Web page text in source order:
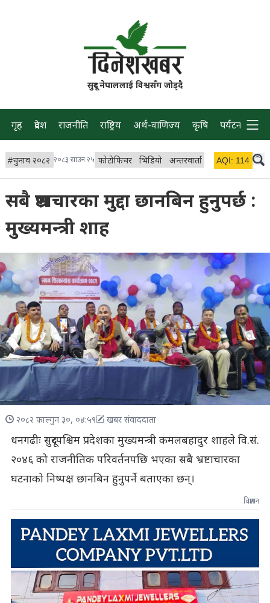
सुदूर नेपाललाई विश्वसँग जोड्दै
गृह प्रदेश राजनीति राष्ट्रिय अर्थ-वाणिज्य कृषि पर्यटन प्रवास
#चुनाव २०८२ २०८३ साउन २५ फोटोफिचर भिडियो अन्तरवार्ता विचार/ब्लग
AQI: 114
सबै भ्रष्टाचारका मुद्दा छानबिन हुनुपर्छ :
मुख्यमन्त्री शाह
२०८२ फाल्गुन ३०, ०४:५९ खबर संवाददाता
धनगढीः सुदूरपश्चिम प्रदेशका मुख्यमन्त्री कमलबहादुर शाहले वि.सं.
२०४६ को राजनीतिक परिवर्तनपछि भएका सबै भ्रष्टाचारका
घटनाको निष्पक्ष छानबिन हुनुपर्ने बताएका छन्।
विज्ञापन